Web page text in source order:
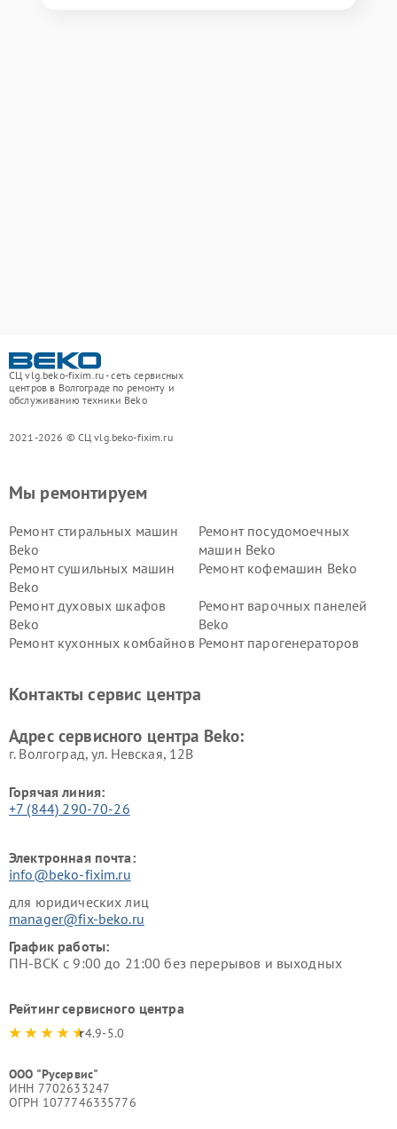
СЦ vlg.beko-fixim.ru - сеть сервисных
центров в Волгограде по ремонту и
обслуживанию техники Beko
2021-2026 © СЦ vlg.beko-fixim.ru
Мы ремонтируем
Ремонт стиральных машин
Beko
Ремонт посудомоечных
машин Beko
Ремонт сушильных машин
Beko
Ремонт кофемашин Beko
Ремонт духовых шкафов
Beko
Ремонт варочных панелей
Beko
Ремонт кухонных комбайнов Ремонт парогенераторов
Ремонт холодильников Beko Ремонт морозильных камер
Контакты сервис центра
Адрес сервисного центра Beko:
г. Волгоград, ул. Невская, 12В
Горячая линия:
+7 (844) 290-70-26
Электронная почта:
info@beko-fixim.ru
для юридических лиц
manager@fix-beko.ru
График работы:
ПН-ВСК с 9:00 до 21:00 без перерывов и выходных
Рейтинг сервисного центра
4.9-5.0
ООО "Русервис"
ИНН 7702633247
ОГРН 1077746335776